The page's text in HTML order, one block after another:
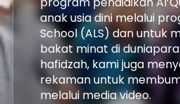
anak usia dini melalui
School (ALS) dan untuk
bakat minat di
hafidzah, kami juga
rekaman untuk
melalui media video.